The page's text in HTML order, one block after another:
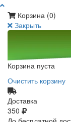
Корзина (0)
Закрыть
Корзина пуста
Очистить корзину
Доставка
350